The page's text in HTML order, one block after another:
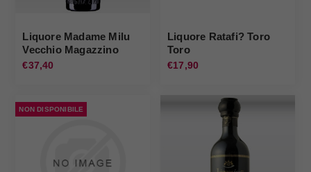
Liquore Madame Milu
Vecchio Magazzino
Doganale Vecchio
€37,40
Liquore Ratafi? Toro
Toro
€17,90
NON DISPONIBILE